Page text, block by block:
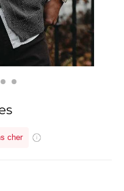
cher